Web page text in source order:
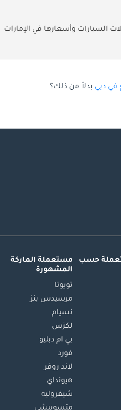
السيارات وأسعارها في الإمارات
في دبي بدلاً من ذلك؟
حسب
مستعملة الماركة
المشهورة
تويوتا
مرسيدس بنز
نسيام
لكزس
بي ام دبليو
فورد
لاند روفر
هيونداي
شيفروليه